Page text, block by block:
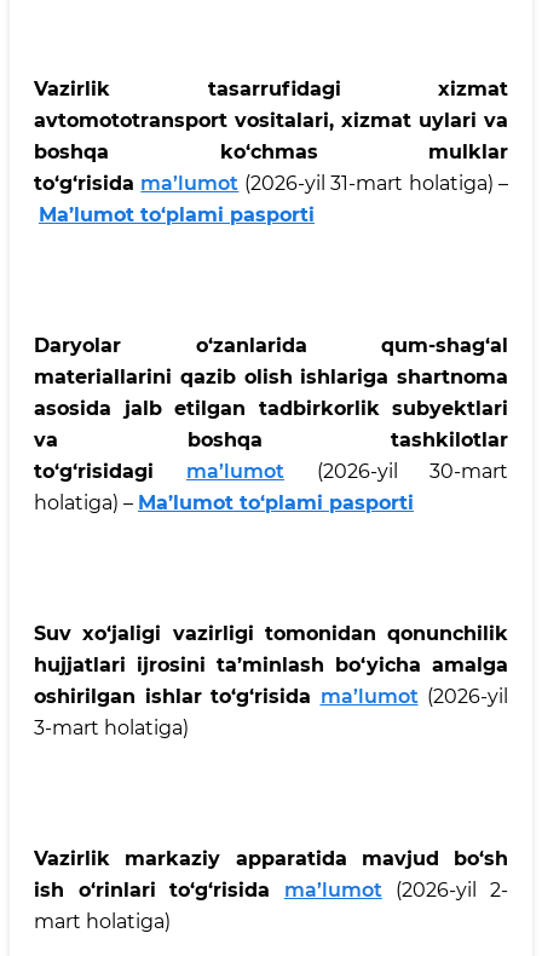
Vazirlik tasarrufidagi xizmat
avtomototransport vositalari, xizmat uylari va
boshqa ko‘chmas mulklar
to‘g‘risida ma’lumot (2026-yil 31-mart holatiga)–
Ma’lumot to‘plami pasporti
Daryolar o‘zanlarida qum-shag‘al
materiallarini qazib olish ishlariga shartnoma
asosida jalb etilgan tadbirkorlik subyektlari
va boshqa tashkilotlar
to‘g‘risidagi ma’lumot
(2026-yil 30-mart
holatiga) – Ma’lumot to‘plami pasporti
Suv xo‘jaligi vazirligi tomonidan qonunchilik
hujjatlari ijrosini ta’minlash bo‘yicha amalga
oshirilgan ishlar to‘g‘risida ma’lumot (2026-yil
3-mart holatiga)
Vazirlik markaziy apparatida mavjud bo‘sh
ish o‘rinlari to‘g‘risida ma’lumot
(2026-yil 2-
mart holatiga)